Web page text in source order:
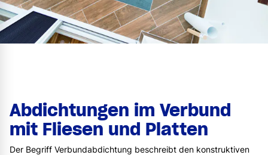
Abdichtungen im Verbund
mit Fliesen und Platten
Der Begriff Verbundabdichtung beschreibt den konstruktiven